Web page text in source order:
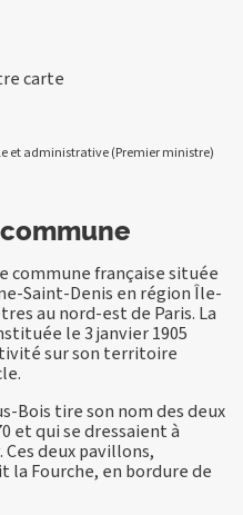
carte
et administrative (Premier ministre)
commune française située
Saint-Denis en région Île-
au nord-est de Paris. La
le 3 janvier 1905
sur son territoire
Bois tire son nom des deux
et qui se dressaient à
deux pavillons,
Fourche, en bordure de